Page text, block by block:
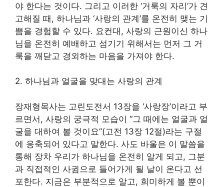
야 한다는 것이다. 그리고 이러한 ‘거룩의 자리’가 견
고해질 때, 하나님과 ‘사랑의 관계’를 온전히 맺는 기
쁨을 경험할 수 있다. 요컨대, 사랑의 근원이신 하나
님을 온전히 예배하고 섬기기 위해서는 먼저 그 거
룩을 깨닫고 경외하는 마음을 가져야 한다.
2. 하나님과 얼굴을 맞대는 사랑의 관계
장재형목사는 고린도전서 13장을 ‘사랑장’이라고 부
르면서, 사랑의 궁극적 모습이 “그 때에는 얼굴과 얼
굴을 대하여 볼 것이요”(고전 13장 12절)라는 구절
에 응축되어 있다고 말한다. 사도 바울은 이 말씀을
통해 장차 우리가 하나님을 온전히 알게 되고, 그분
과 직접적인 사귐으로 들어가게 될 날이 온다고 선
포한다. 지금은 부분적으로 알고, 희미하게 볼 뿐이